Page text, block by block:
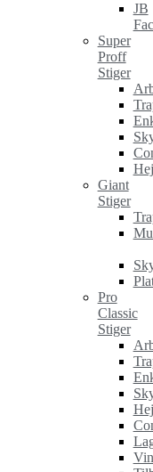
JB
Super
Proff
Stiger
Giant
Stiger
Pro
Classic
Stiger